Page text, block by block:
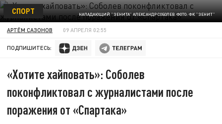
НАПАДАЮЩИЙ "ЗЕНИТА" АЛЕКСАНДР СОБОЛЕВ. ФОТО: ФК "ЗЕНИТ"
СПОРТ
АРТЁМ САЗОНОВ 09 АПРЕЛЯ 02:55
ПОДПИШИТЕСЬ:
«Хотите хайповать»: Соболев
поконфликтовал с журналистами после
поражения от «Спартака»